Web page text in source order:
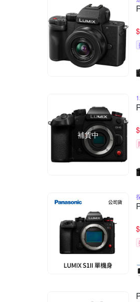
$
補貨中 $
$